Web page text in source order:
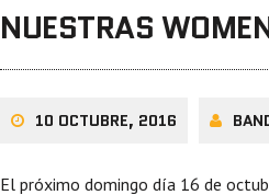
NUESTRAS
10 OCTUBRE, 2016
El próximo domingo día 16 de